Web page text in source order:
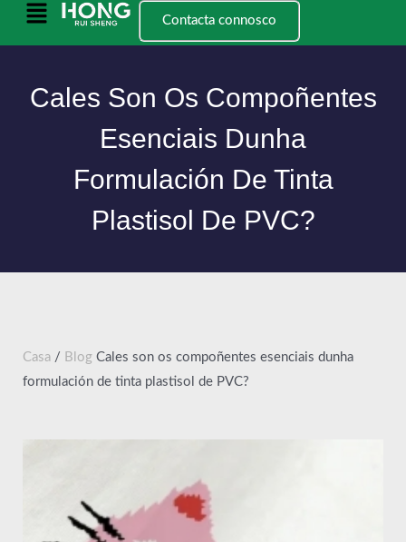
Menú
Contacta connosco
Cales Son Os Compoñentes
Esenciais Dunha
Formulación De Tinta
Plastisol De PVC?
Casa / Blog Cales son os compoñentes esenciais dunha
formulación de tinta plastisol de PVC?